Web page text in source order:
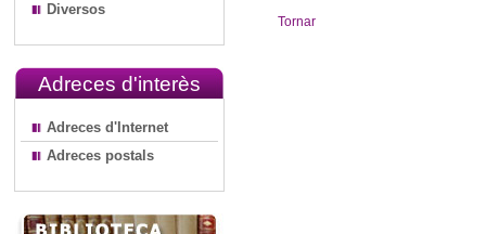
Diversos
Adreces d'interès
Adreces d'Internet
Adreces postals
Tornar